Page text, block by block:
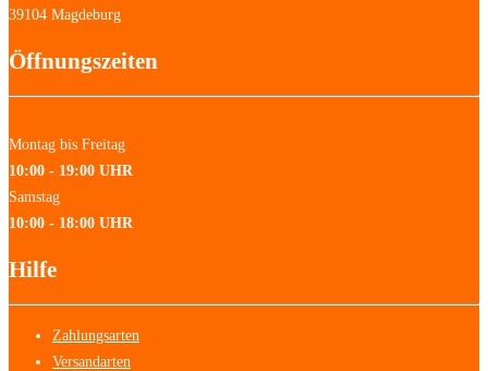
39104 Magdeburg
Öffnungszeiten
Montag bis Freitag
10:00 - 19:00 UHR
Samstag
10:00 - 18:00 UHR
Hilfe
Zahlungsarten
Versandarten